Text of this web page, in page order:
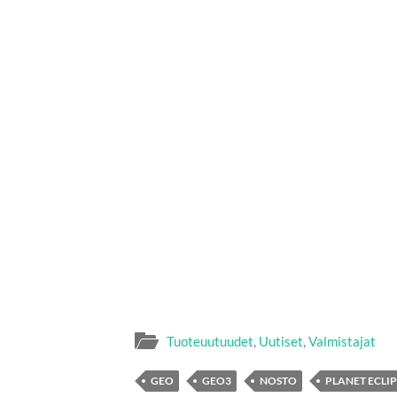
Tuoteuutuudet, Uutiset,Valmistajat
GEO GEO3 NOSTO PLANET